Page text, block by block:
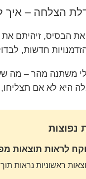
הצלחה – איך
את הבסיס, זיהיתם
הזדמנויות חדשות,
משתנה מהר –
היא לא אם
נפוצות
לראות תוצאות
אבל תוצאות משמעותיות ויציבות מגיעות לאחר 3-6 חודשים של עבודה מתמשכת ואופטימיזציה.